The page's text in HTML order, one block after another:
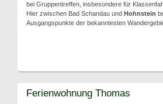
bei Gruppentreffen, insbesondere für
Hier zwischen Bad Schandau und Hohnstein
Ausgangspunkte der bekanntesten
Ferienwohnung Thomas